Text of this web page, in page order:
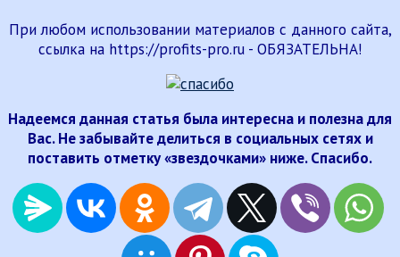
При любом использовании материалов с данного сайта,
ссылка на https://profits-pro.ru - ОБЯЗАТЕЛЬНА!
Надеемся данная статья была интересна и полезна для
Вас. Не забывайте делиться в социальных сетях и
поставить отметку «звездочками» ниже. Спасибо.